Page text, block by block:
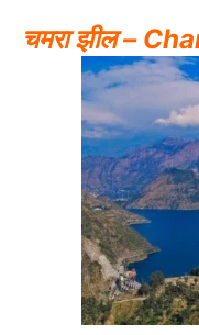
चमरा झील –